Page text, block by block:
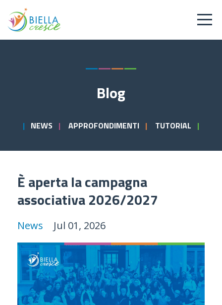
————
Blog
| NEWS | APPROFONDIMENTI | TUTORIAL |
È aperta la campagna
associativa 2026/2027
News Jul 01, 2026